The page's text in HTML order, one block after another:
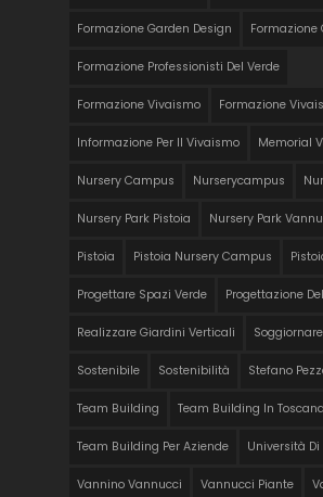
Formazione Garden Design Formazione
Formazione Professionisti Del Verde
Formazione Vivaismo Formazione
Informazione Per Il Vivaismo Memorial
Nursery Campus Nurserycampus
Nursery Park Pistoia Nursery Park
Pistoia Pistoia Nursery Campus
Progettare Spazi Verde Progettazione
Realizzare Giardini Verticali
Sostenibile Sostenibilità Stefano
Team Building Team Building In Toscana
Team Building Per Aziende Università Di
Vannino Vannucci Vannucci Piante